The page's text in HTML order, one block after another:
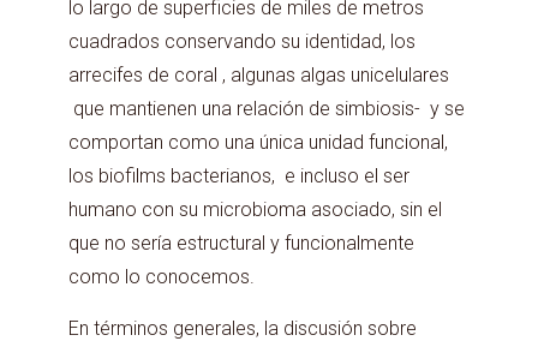
lo largo de superficies de miles de metros
cuadrados conservando su identidad, los
arrecifes de coral , algunas algas unicelulares
que mantienen una relación de simbiosis- y se
comportan como una única unidad funcional,
los biofilms bacterianos, e incluso el ser
humano con su microbioma asociado, sin el
que no sería estructural y funcionalmente
como lo conocemos.
En términos generales, la discusión sobre